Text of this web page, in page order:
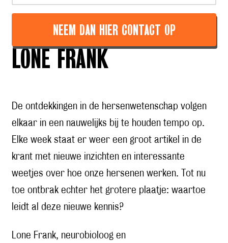
NEEM DAN HIER CONTACT OP
LONE FRANK
De ontdekkingen in de hersenwetenschap volgen
elkaar in een nauwelijks bij te houden tempo op.
Elke week staat er weer een groot artikel in de
krant met nieuwe inzichten en interessante
weetjes over hoe onze hersenen werken. Tot nu
toe ontbrak echter het grotere plaatje: waartoe
leidt al deze nieuwe kennis?
Lone Frank, neurobioloog en